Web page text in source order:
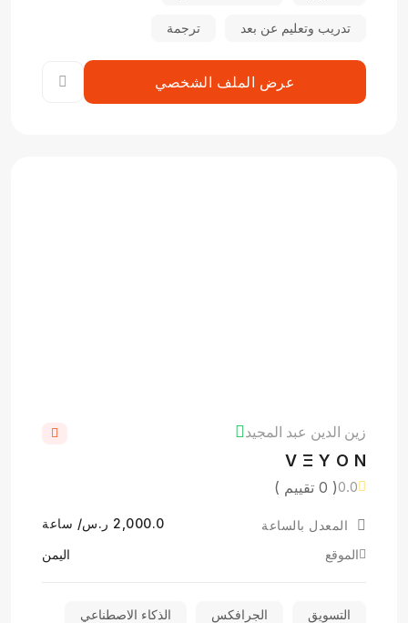
تدريب وتعليم عن بعد ترجمة
عرض الملف الشخصي
زين الدين عبد المجيد
V Ξ Y O N
0.0( 0 تقييم )
المعدل بالساعة
2,000.0 ر.س/ ساعة
الموقع
اليمن
التسويق الجرافكس الذكاء الاصطناعي